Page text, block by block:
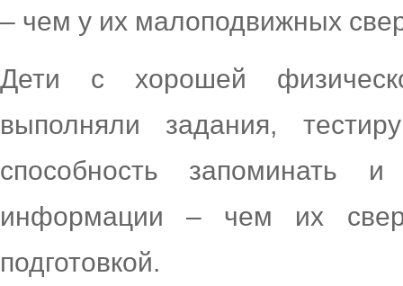
– чем у их малоподвижных
Дети с хорошей
выполняли задания,
способность запоминать
информации – чем их
подготовкой.